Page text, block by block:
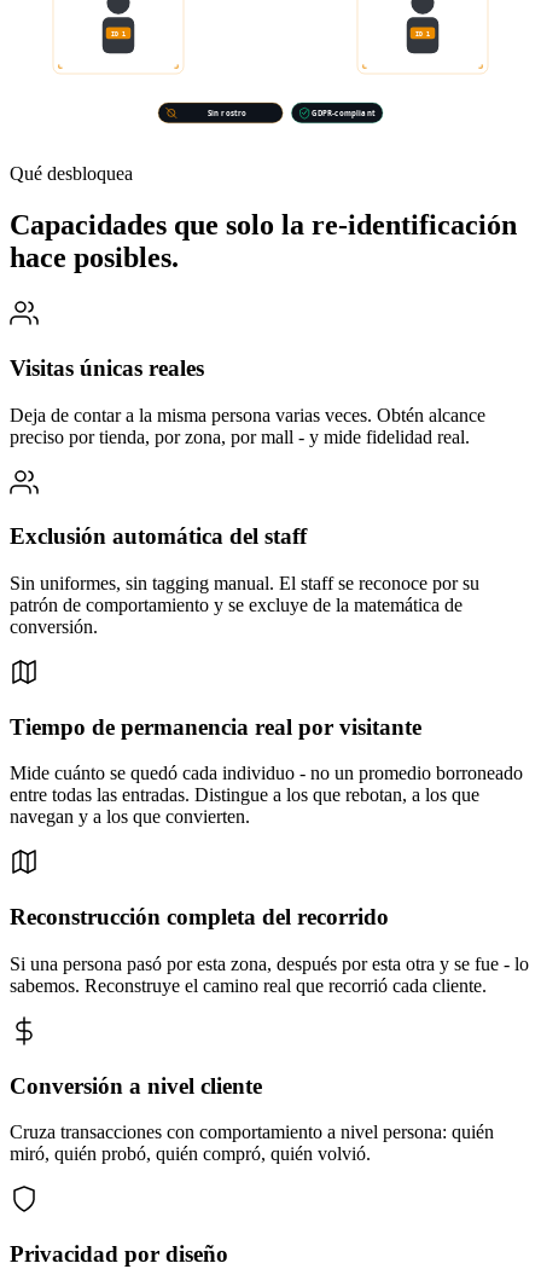
ID 1 ID 1
Sin rostro GDPR-compliant
Qué desbloquea
Capacidades que solo la re-identificación
hace posibles.
Visitas únicas reales
Deja de contar a la misma persona varias veces. Obtén alcance
preciso por tienda, por zona, por mall - y mide fidelidad real.
Exclusión automática del staff
Sin uniformes, sin tagging manual. El staff se reconoce por su
patrón de comportamiento y se excluye de la matemática de
conversión.
Tiempo de permanencia real por visitante
Mide cuánto se quedó cada individuo - no un promedio borroneado
entre todas las entradas. Distingue a los que rebotan, a los que
navegan y a los que convierten.
Reconstrucción completa del recorrido
Si una persona pasó por esta zona, después por esta otra y se fue - lo
sabemos. Reconstruye el camino real que recorrió cada cliente.
Conversión a nivel cliente
Cruza transacciones con comportamiento a nivel persona: quién
miró, quién probó, quién compró, quién volvió.
Privacidad por diseño